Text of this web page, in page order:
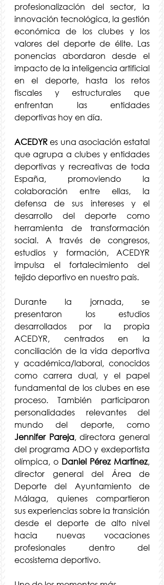
profesionalización del sector, la
innovación tecnológica, la gestión
económica de los clubes y los
valores del deporte de élite. Las
ponencias abordaron desde el
impacto de la inteligencia artificial
en el deporte, hasta los retos
fiscales y estructurales que
enfrentan las entidades
deportivas hoy en día.
ACEDYR es una asociación estatal
que agrupa a clubes y entidades
deportivas y recreativas de toda
España, promoviendo la
colaboración entre ellas, la
defensa de sus intereses y el
desarrollo del deporte como
herramienta de transformación
social. A través de congresos,
estudios y formación, ACEDYR
impulsa el fortalecimiento del
tejido deportivo en nuestro país.
Durante la jornada, se
presentaron los estudios
desarrollados por la propia
ACEDYR, centrados en la
conciliación de la vida deportiva
y académica/laboral, conocidos
como carrera dual, y el papel
fundamental de los clubes en ese
proceso. También participaron
personalidades relevantes del
Jennifer Pareja, directora general
del programa ADO y exdeportista
olímpica, o Daniel Pérez Martínez,
director general del Área de
Deporte del Ayuntamiento de
Málaga, quienes compartieron
sus experiencias sobre la transición
desde el deporte de alto nivel
hacia nuevas vocaciones
profesionales dentro del
ecosistema deportivo.